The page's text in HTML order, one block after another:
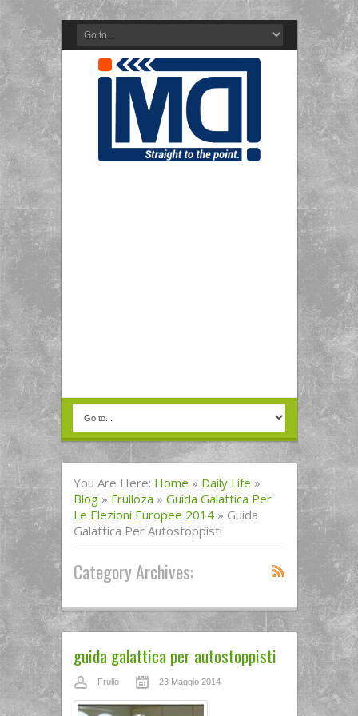
You Are Here: Home » Daily Life »
Blog » Frulloza » Guida Galattica Per
Le Elezioni Europee 2014 » Guida
Galattica Per Autostoppisti
Category Archives:
guida galattica per autostoppisti
Frullo 23 Maggio 2014